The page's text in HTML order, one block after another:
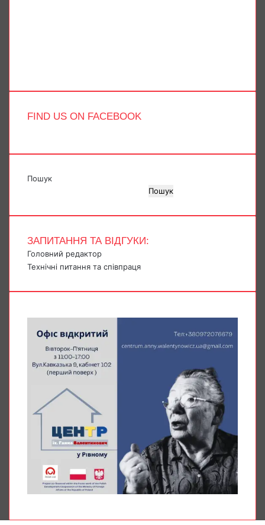
FIND US ON FACEBOOK
Пошук
Пошук
ЗАПИТАННЯ ТА ВІДГУКИ:
Головний редактор
Технічні питання та співпраця